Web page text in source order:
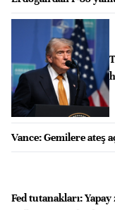
Vance: Gemilere ateş
Fed tutanakları: